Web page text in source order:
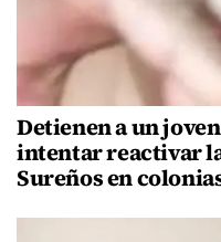
Detienen a un
intentar reactivar
Sureños en